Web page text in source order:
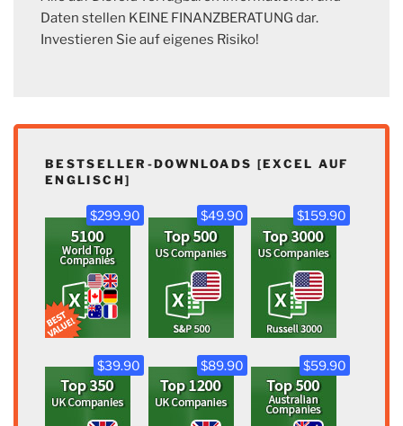
Daten stellen KEINE FINANZBERATUNG dar.
Investieren Sie auf eigenes Risiko!
BESTSELLER-DOWNLOADS [EXCEL AUF
ENGLISCH]
$299.90 $49.90 $159.90
$39.90 $89.90 $59.90